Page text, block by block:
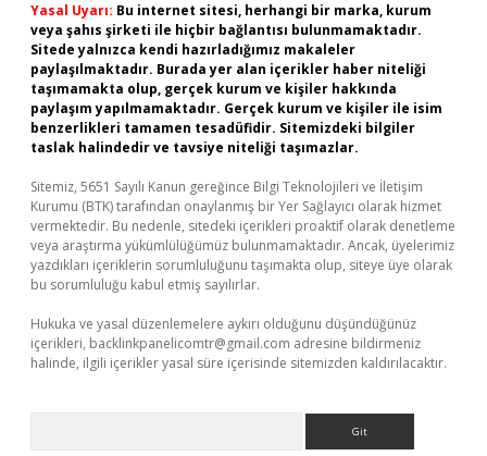
Yasal Uyarı: Bu internet sitesi, herhangi bir marka, kurum
veya şahıs şirketi ile hiçbir bağlantısı bulunmamaktadır.
Sitede yalnızca kendi hazırladığımız makaleler
paylaşılmaktadır. Burada yer alan içerikler haber niteliği
taşımamakta olup, gerçek kurum ve kişiler hakkında
paylaşım yapılmamaktadır. Gerçek kurum ve kişiler ile isim
benzerlikleri tamamen tesadüfidir. Sitemizdeki bilgiler
taslak halindedir ve tavsiye niteliği taşımazlar.
Sitemiz, 5651 Sayılı Kanun gereğince Bilgi Teknolojileri ve İletişim
Kurumu (BTK) tarafından onaylanmış bir Yer Sağlayıcı olarak hizmet
vermektedir. Bu nedenle, sitedeki içerikleri proaktif olarak denetleme
veya araştırma yükümlülüğümüz bulunmamaktadır. Ancak, üyelerimiz
yazdıkları içeriklerin sorumluluğunu taşımakta olup, siteye üye olarak
bu sorumluluğu kabul etmiş sayılırlar.
Hukuka ve yasal düzenlemelere aykırı olduğunu düşündüğünüz
içerikleri, backlinkpanelicomtr@gmail.com adresine bildirmeniz
halinde, ilgili içerikler yasal süre içerisinde sitemizden kaldırılacaktır.